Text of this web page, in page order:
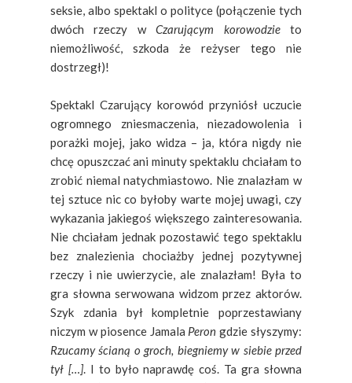
seksie, albo spektakl o polityce (połączenie tych
dwóch rzeczy wCzarującym korowodzieto
niemożliwość, szkoda że reżyser tego nie
dostrzegł)!
Spektakl Czarujący korowód przyniósł uczucie
ogromnego zniesmaczenia, niezadowolenia i
porażki mojej, jako widza – ja, która nigdy nie
chcę opuszczać ani minuty spektaklu chciałam to
zrobić niemal natychmiastowo. Nie znalazłam w
tej sztuce nic co byłoby warte mojej uwagi, czy
wykazania jakiegoś większego zainteresowania.
Nie chciałam jednak pozostawić tego spektaklu
bez znalezienia chociażby jednej pozytywnej
rzeczy i nie uwierzycie, ale znalazłam! Była to
gra słowna serwowana widzom przez aktorów.
Szyk zdania był kompletnie poprzestawiany
niczym w piosence Jamala Peron gdzie słyszymy:
Rzucamy ścianą o groch, biegniemy w siebie przed
tył […]. I to było naprawdę coś. Ta gra słowna